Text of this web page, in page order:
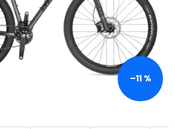
–11 %